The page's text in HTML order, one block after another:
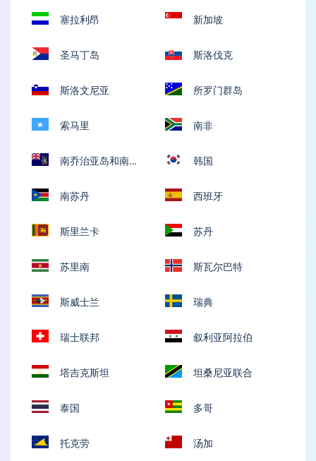
塞拉利昂 新加坡
圣马丁岛 斯洛伐克
斯洛文尼亚 所罗门群岛
索马里 南非
南乔治亚岛和南桑
威奇群岛
韩国
南苏丹 西班牙
斯里兰卡 苏丹
苏里南 斯瓦尔巴特
斯威士兰 瑞典
瑞士联邦 叙利亚阿拉伯
塔吉克斯坦 坦桑尼亚联合
泰国 多哥
托克劳 汤加